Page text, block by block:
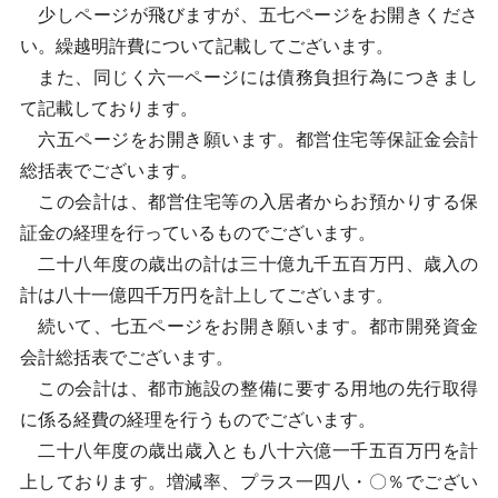
少しページが飛びますが、五七ページをお開きくださ
い。繰越明許費について記載してございます。
また、同じく六一ページには債務負担行為につきまし
て記載しております。
六五ページをお開き願います。都営住宅等保証金会計
総括表でございます。
この会計は、都営住宅等の入居者からお預かりする保
証金の経理を行っているものでございます。
二十八年度の歳出の計は三十億九千五百万円、歳入の
計は八十一億四千万円を計上してございます。
続いて、七五ページをお開き願います。都市開発資金
会計総括表でございます。
この会計は、都市施設の整備に要する用地の先行取得
に係る経費の経理を行うものでございます。
二十八年度の歳出歳入とも八十六億一千五百万円を計
上しております。増減率、プラス一四八・〇％でござい